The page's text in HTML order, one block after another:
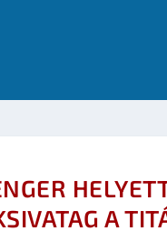
A